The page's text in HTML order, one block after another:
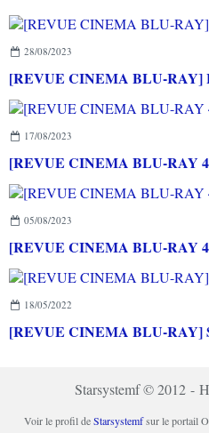
28/08/2023
[REVUE CINEMA BLU-RAY]
17/08/2023
[REVUE CINEMA BLU-RAY
05/08/2023
[REVUE CINEMA BLU-RAY
18/05/2022
[REVUE CINEMA BLU-RAY]
Starsystemf © 2012 -
Voir le profil deStarsystemfsur le portail